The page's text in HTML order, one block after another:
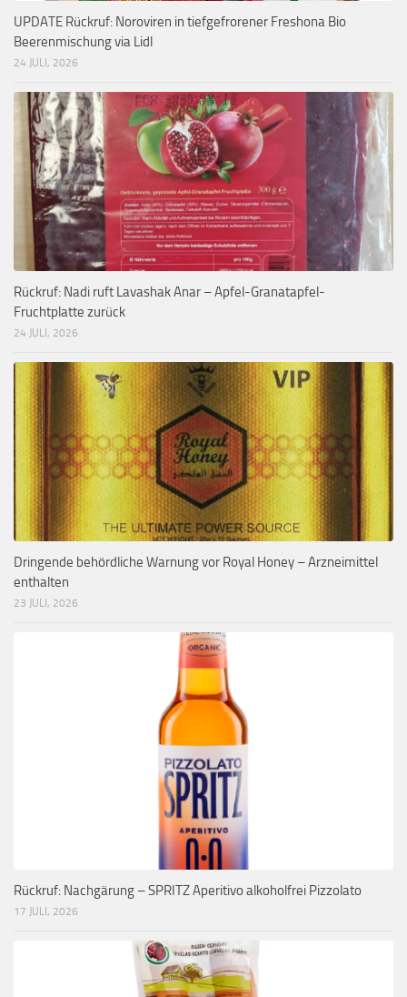
UPDATE Rückruf: Noroviren in tiefgefrorener Freshona Bio
Beerenmischung via Lidl
24 JULI, 2026
Rückruf: Nadi ruft Lavashak Anar – Apfel-Granatapfel-
Fruchtplatte zurück
24 JULI, 2026
Dringende behördliche Warnung vor Royal Honey – Arzneimittel
enthalten
23 JULI, 2026
Rückruf: Nachgärung – SPRITZ Aperitivo alkoholfrei Pizzolato
17 JULI, 2026